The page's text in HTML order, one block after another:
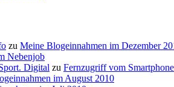
praktisch
zugleich
zu Meine Blogeinnahmen im Dezember
Nebenjob
Digital zu Fernzugriff vom
im August 2010